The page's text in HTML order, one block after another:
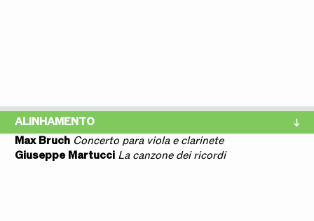
ALINHAMENTO
Max Bruch Concerto para viola e clarinete
Giuseppe Martucci La canzone dei ricordi